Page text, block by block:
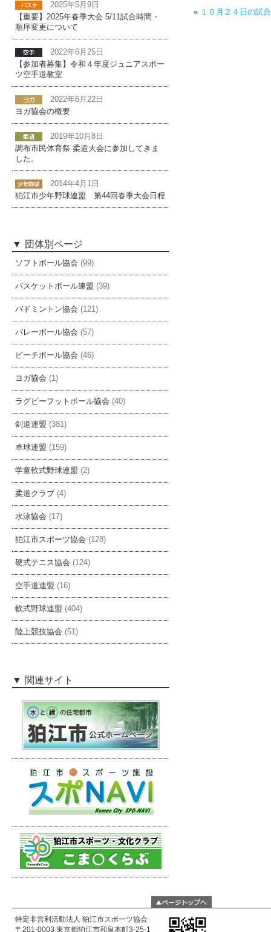
« １０月２４日の試
2025年5月9日
【重要】2025年春季大会 5/11試合時間・
順序変更について
2022年6月25日
【参加者募集】令和４年度ジュニアスポー
ツ空手道教室
2022年6月22日
ヨガ協会の概要
2019年10月8日
調布市民体育祭 柔道大会に参加してきま
した。
2014年4月1日
狛江市少年野球連盟 第44回春季大会日程
団体別ページ
ソフトボール協会 (99)
バスケットボール連盟 (39)
バドミントン協会 (121)
バレーボール協会 (57)
ビーチボール協会 (46)
ヨガ協会 (1)
ラグビーフットボール協会 (40)
剣道連盟 (381)
卓球連盟 (159)
学童軟式野球連盟 (2)
柔道クラブ (4)
水泳協会 (17)
狛江市スポーツ協会 (128)
硬式テニス協会 (124)
空手道連盟 (16)
軟式野球連盟 (404)
陸上競技協会 (51)
関連サイト
特定非営利活動法人 狛江市スポーツ協会
〒201-0003 東京都狛江市和泉本町3-25-1